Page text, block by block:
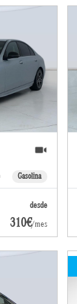
Gasolina
desde
310€/mes